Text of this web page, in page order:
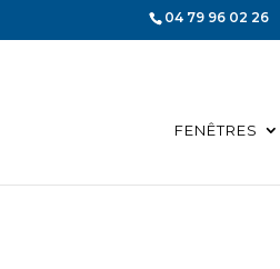
04 79 96 02 26
FENÊTRES